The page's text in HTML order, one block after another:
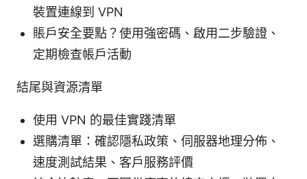
裝置連線到 VPN
賬戶安全要點？使用強密碼、啟用二步驗證、
定期檢查帳戶活動
結尾與資源清單
使用 VPN 的最佳實踐清單
選購清單：確認隱私政策、伺服器地理分佈、
速度測試結果、客戶服務評價